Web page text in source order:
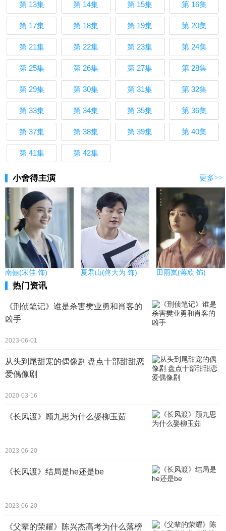
第 13集 第 14集 第 15集 第 16集
第 17集 第 18集 第 19集 第 20集
第 21集 第 22集 第 23集 第 24集
第 25集 第 26集 第 27集 第 28集
第 29集 第 30集 第 31集 第 32集
第 33集 第 34集 第 35集 第 36集
第 37集 第 38集 第 39集 第 40集
第 41集 第 42集
更多>>
小舍得主演
南俪(宋佳 饰) 夏君山(佟大为 饰) 田雨岚(蒋欣 饰)
热门资讯
《刑侦笔记》谁是杀害樊业勇和肖客的
凶手
2023-06-01
从头到尾甜宠的偶像剧 盘点十部甜甜恋
爱偶像剧
2020-03-16
《长风渡》顾九思为什么娶柳玉茹
2023-06-20
《长风渡》结局是he还是be
2023-06-20
《父辈的荣耀》陈兴杰高考为什么落榜